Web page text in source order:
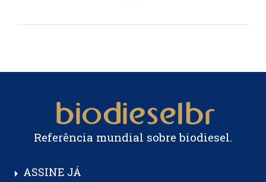
Referência mundial sobre biodiesel.
arrow_right ASSINE JÁ